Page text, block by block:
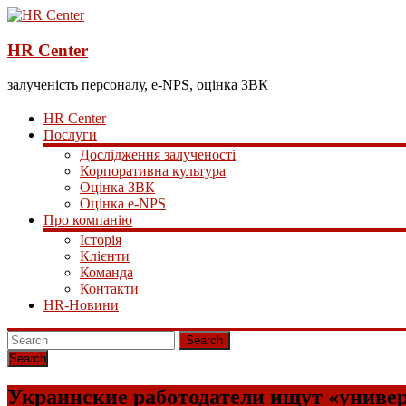
HR Center
залученість персоналу, e-NPS, оцінка ЗВК
HR Center
Послуги
Дослідження залученості
Корпоративна культура
Оцінка ЗВК
Оцінка e-NPS
Про компанію
Історія
Клієнти
Команда
Контакти
HR-Новини
Search
Украинские работодатели ищут